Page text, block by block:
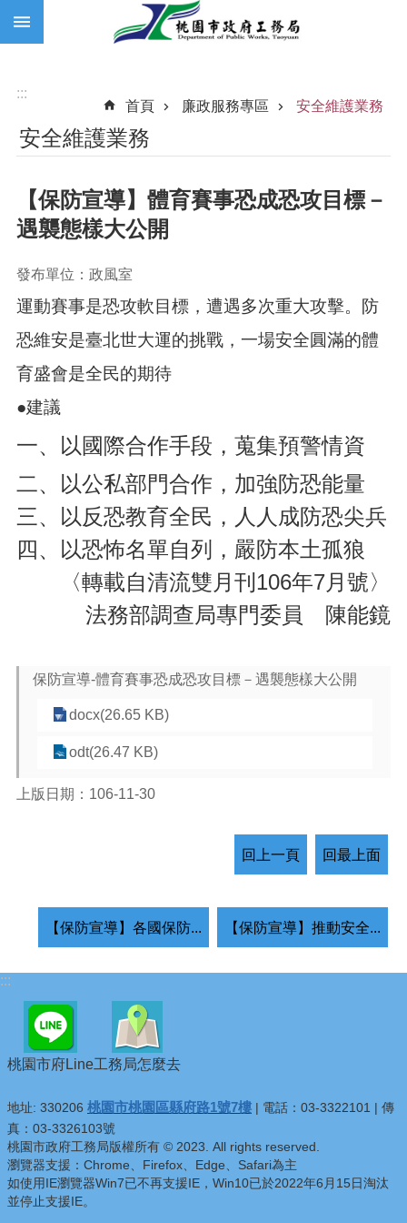
跳到主要內容區塊
:::
首頁
廉政服務專區 安全維護業務
安全維護業務
【保防宣導】體育賽事恐成恐攻目標－
遇襲態樣大公開
發布單位：政風室
運動賽事是恐攻軟目標，遭遇多次重大攻擊。防
恐維安是臺北世大運的挑戰，一場安全圓滿的體
育盛會是全民的期待
●建議
一、以國際合作手段，蒐集預警情資
二、以公私部門合作，加強防恐能量
三、以反恐教育全民，人人成防恐尖兵
四、以恐怖名單自列，嚴防本土孤狼
〈轉載自清流雙月刊 106年7月號〉
法務部調查局專門委員 陳能鏡
保防宣導-體育賽事恐成恐攻目標－遇襲態樣大公開
docx(26.65 KB)
odt(26.47 KB)
上版日期：106-11-30
回上一頁 回最上面
【保防宣導】各國保防... 【保防宣導】推動安全...
:::
桃園市府Line工務局怎麼去
地址: 330206 桃園市桃園區縣府路1號7樓 | 電話：03-3322101 | 傳
真：03-3326103號
桃園市政府工務局版權所有 © 2023. All rights reserved.
瀏覽器支援：Chrome、Firefox、Edge、Safari為主
如使用IE瀏覽器Win7已不再支援IE，Win10已於2022年6月15日淘汰
並停止支援IE。